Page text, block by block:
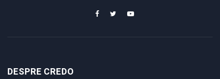
DESPRE CREDO